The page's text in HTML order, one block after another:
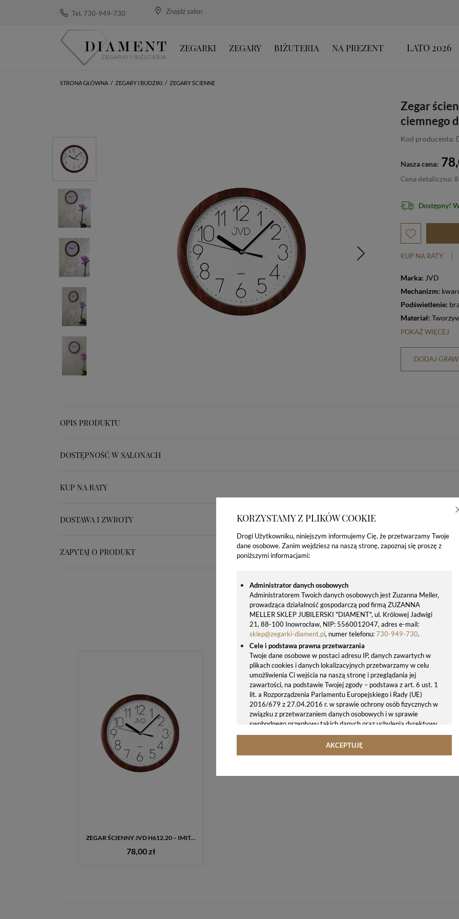
KORZYSTAMY Z PLIKÓW COOKIE
Drogi Użytkowniku, niniejszym informujemy Cię, że przetwarzamy Twoje
dane osobowe. Zanim wejdziesz na naszą stronę, zapoznaj się proszę z
poniższymi informacjami:
Administrator danych osobowych
Administratorem Twoich danych osobowych jest Zuzanna Meller,
prowadząca działalność gospodarczą pod firmą ZUZANNA
MELLER SKLEP JUBILERSKI "DIAMENT", ul. Królowej Jadwigi
21, 88-100 Inowrocław, NIP: 5560012047, adres e-mail:
sklep@zegarki-diament.pl, numer telefonu:730-949-730.
Cele i podstawa prawna przetwarzania
Twoje dane osobowe w postaci adresu IP, danych zawartych w
plikach cookies i danych lokalizacyjnych przetwarzamy w celu
umożliwienia Ci wejścia na naszą stronę i przeglądania jej
zawartości, na podstawie Twojej zgody – podstawa z art. 6 ust. 1
lit. a Rozporządzenia Parlamentu Europejskiego i Rady (UE)
2016/679 z 27.04.2016 r. w sprawie ochrony osób fizycznych w
związku z przetwarzaniem danych osobowych i w sprawie
swobodnego przepływu takich danych oraz uchylenia dyrektywy
95/46/WE (ogólne rozporządzenie o ochronie danych, tj. RODO).
Twoje dane osobowe możemy udostępniać hostingodawcy. Takie
zgodnie z naszymi poleceniami. Przekazujemy Twoje dane poza
AKCEPTUJĘ
Tel. 730-949-730 Znajdź salon
ZEGARKI ZEGARY BIŻUTERIA NA PREZENT LATO 2026
STRONA GŁÓWNA / ZEGARY I BUDZIKI / ZEGARY ŚCIENNE
Zegar
ciemnego
Kod producenta:
Nasza cena:
Cena detaliczna:
Dostępny!
KUP NA RATY
Marka: JVD
Mechanizm:
Podświetlenie:
Materiał:
POKAŻ WIĘCEJ
DODAJ
OPIS PRODUKTU
DOSTĘPNOŚĆ W SALONACH
KUP NA RATY
DOSTAWA I ZWROTY
ZAPYTAJ O PRODUKT
OSTATNIO OGLĄDANE PRODUKTY
ZEGAR ŚCIENNY JVD H612.20 – IMITACJA CIEMNEGO DREWNA, 25 CM
78,00 zł